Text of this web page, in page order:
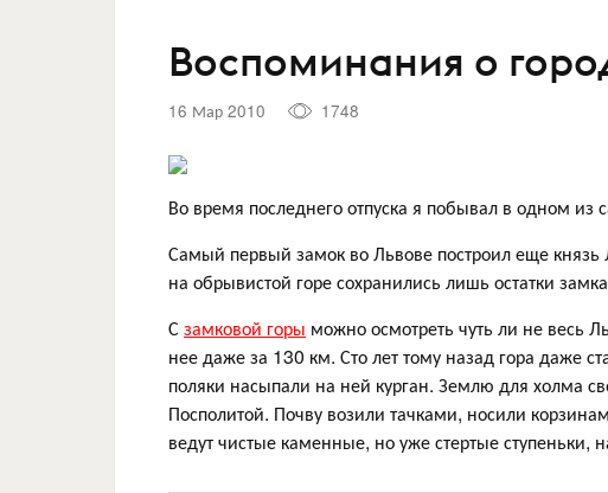
Воспоминания о
16 Мар 2010 1748
Во время последнего отпуска я побывал в одном
Самый первый замок во Львове построил еще
на обрывистой горе сохранились лишь остатки
С замковой горы можно осмотреть чуть ли не весь
нее даже за 130 км. Сто лет тому назад гора даже
поляки насыпали на ней курган. Землю для холма
Посполитой. Почву возили тачками, носили
ведут чистые каменные, но уже стертые ступеньки,